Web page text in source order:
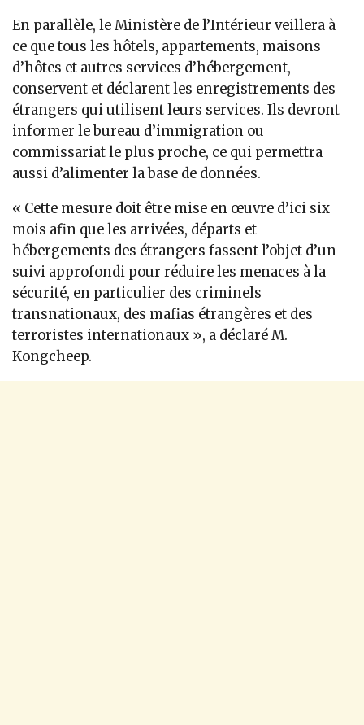
En parallèle, le Ministère de l’Intérieur veillera à
ce que tous les hôtels, appartements, maisons
d’hôtes et autres services d’hébergement,
conservent et déclarent les enregistrements des
étrangers qui utilisent leurs services. Ils devront
informer le bureau d’immigration ou
commissariat le plus proche, ce qui permettra
aussi d’alimenter la base de données.
« Cette mesure doit être mise en œuvre d’ici six
mois afin que les arrivées, départs et
hébergements des étrangers fassent l’objet d’un
suivi approfondi pour réduire les menaces à la
sécurité, en particulier des criminels
transnationaux, des mafias étrangères et des
terroristes internationaux », a déclaré M.
Kongcheep.